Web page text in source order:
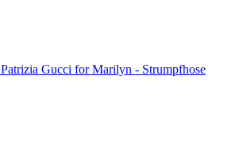
Patrizia Gucci for Marilyn - Strumpfhose